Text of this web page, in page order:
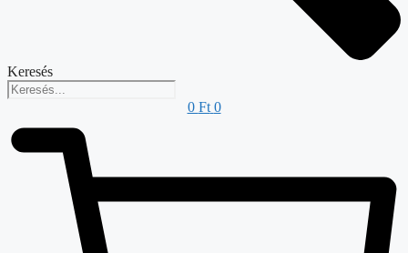
Keresés
0 Ft 0